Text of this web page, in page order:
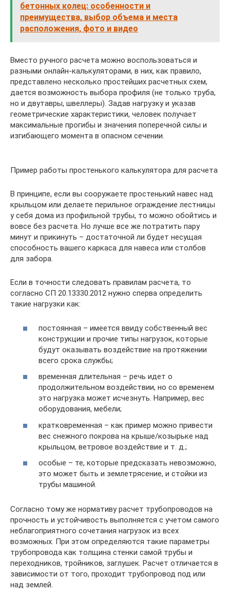
бетонных колец: особенности и
преимущества, выбор объема и места
расположения, фото и видео
Вместо ручного расчета можно воспользоваться и
разными онлайн-калькуляторами, в них, как правило,
представлено несколько простейших расчетных схем,
дается возможность выбора профиля (не только труба,
но и двутавры, швеллеры). Задав нагрузку и указав
геометрические характеристики, человек получает
максимальные прогибы и значения поперечной силы и
изгибающего момента в опасном сечении.
Пример работы простенького калькулятора для расчета
В принципе, если вы сооружаете простенький навес над
крыльцом или делаете перильное ограждение лестницы
у себя дома из профильной трубы, то можно обойтись и
вовсе без расчета. Но лучше все же потратить пару
минут и прикинуть – достаточной ли будет несущая
способность вашего каркаса для навеса или столбов
для забора.
Если в точности следовать правилам расчета, то
согласно СП 20.13330.2012 нужно сперва определить
такие нагрузки как:
постоянная – имеется ввиду собственный вес
конструкции и прочие типы нагрузок, которые
будут оказывать воздействие на протяжении
всего срока службы;
временная длительная – речь идет о
продолжительном воздействии, но со временем
это нагрузка может исчезнуть. Например, вес
оборудования, мебели;
кратковременная – как пример можно привести
вес снежного покрова на крыше/козырьке над
крыльцом, ветровое воздействие и т. д.;
особые – те, которые предсказать невозможно,
это может быть и землетрясение, и стойки из
трубы машиной.
Согласно тому же нормативу расчет трубопроводов на
прочность и устойчивость выполняется с учетом самого
неблагоприятного сочетания нагрузок из всех
возможных. При этом определяются такие параметры
трубопровода как толщина стенки самой трубы и
переходников, тройников, заглушек. Расчет отличается в
зависимости от того, проходит трубопровод под или
над землей.